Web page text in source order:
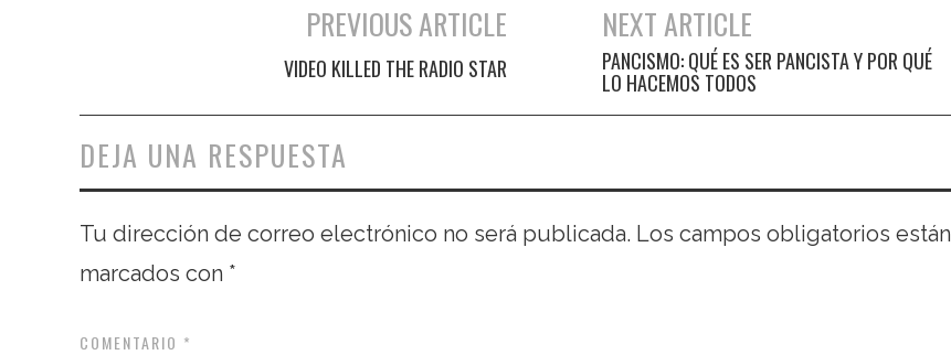
Navegación de entradas
PREVIOUS ARTICLE
VIDEO KILLED THE RADIO STAR
NEXT ARTICLE
PANCISMO: QUÉ ES SER PANCISTA Y POR QUÉ
LO HACEMOS TODOS
DEJA UNA RESPUESTA
Tu dirección de correo electrónico no será publicada. Los campos obligatorios están
marcados con *
COMENTARIO *